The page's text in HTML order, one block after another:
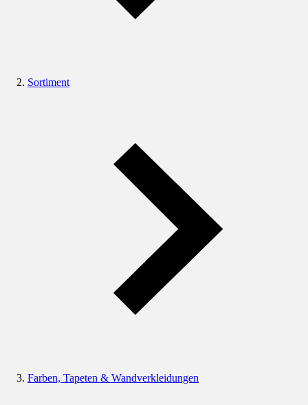
Sortiment
Farben, Tapeten & Wandverkleidungen